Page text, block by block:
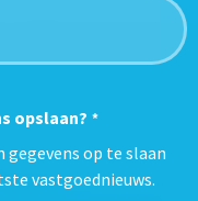
opslaan? *
op te slaan
vastgoednieuws.